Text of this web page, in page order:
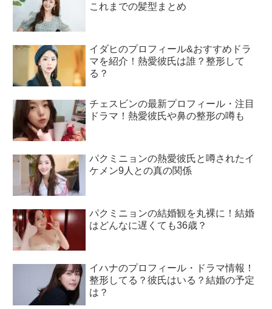
これまでの髪型まとめ
イダヒのプロフィール&おすすめドラ
マを紹介！熱愛彼氏は誰？整形して
る？
チェスビンの最新プロフィール・注目
ドラマ！熱愛彼氏や鼻の整形の噂も
パクミニョンの熱愛彼氏と噂されたイ
ケメン9人との真の関係
パクミニョンの結婚観を丸裸に！結婚
はどんなに遅くても36歳？
イハナのプロフィール・ドラマ情報！
整形してる？彼氏はいる？結婚の予定
は？